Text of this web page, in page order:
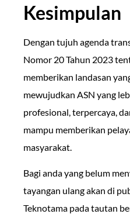
Kesimpulan
Dengan tujuh agenda
Nomor 20 Tahun 2023
memberikan landasan
mewujudkan ASN yang
profesional, terpercaya,
mampu memberikan
masyarakat.
Bagi anda yang belum
tayangan ulang akan di
Teknotama pada tautan